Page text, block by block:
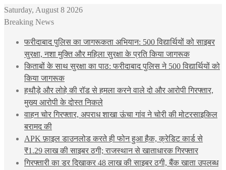
Saturday, August 8 2026
Breaking News
फरीदाबाद पुलिस का जागरूकता अभियान: 500 विद्यार्थियों को साइबर
सुरक्षा, नशा मुक्ति और महिला सुरक्षा के प्रति किया जागरूक
किताबों के साथ सुरक्षा का पाठ: फरीदाबाद पुलिस ने 500 विद्यार्थियों को
किया जागरूक
हथौड़े और लोहे की रॉड से हमला करने वाले दो और आरोपी गिरफ्तार,
मुख्य आरोपी के दोस्त निकले
वाहन चोर गिरफ्तार, अपराध शाखा ऊंचा गांव ने चोरी की मोटरसाइकिल
बरामद की
APK फ़ाइल डाउनलोड करते ही फोन हुआ हैक, क्रेडिट कार्ड से
₹1.29 लाख की साइबर ठगी; राजस्थान से खाताधारक गिरफ्तार
गिरफ्तारी का डर दिखाकर 48 लाख की साइबर ठगी, बैंक खाता उपलब्ध